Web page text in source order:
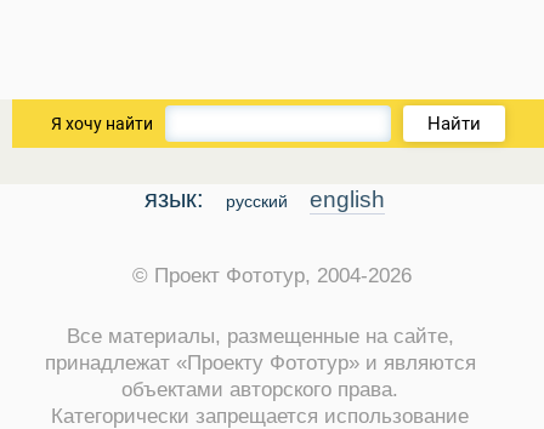
Я хочу найти Найти
язык: русский english
© Проект Фототур, 2004-2026
Все материалы, размещенные на сайте,
принадлежат «Проекту Фототур» и являются
объектами авторского права.
Категорически запрещается использование